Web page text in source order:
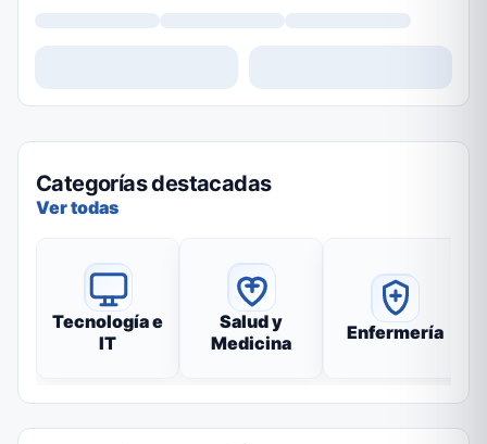
Categorías destacadas
Ver todas
Tecnología e
IT
Salud y
Medicina
Enfermería